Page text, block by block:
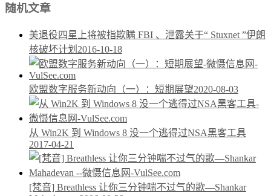
随机文章
美退役四星上将被指欺瞒 FBI 、泄露关于“ Stuxnet ”伊朗
核破坏计划 2016-10-18
欧盟数字服务新动向（一）：短期展望2020-08-03
从 Win2K 到 Windows 8 没一个逃得过NSA黑客工具
2017-04-21
[梵音] Breathless 让你三分钟喘不过气的歌—Shankar